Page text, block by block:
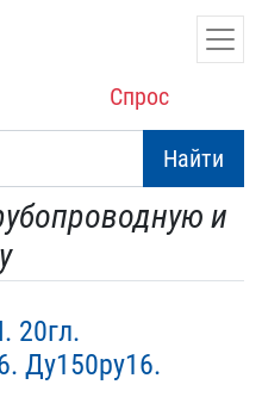
Спрос
Найти
и
20гл.
Ду150ру16.